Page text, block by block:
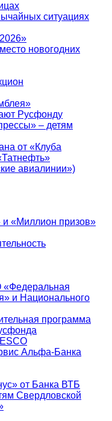
ситуациях
новогодних
Русфонду
– детям
от «Клуба
авиалинии»)
«Миллион призов»
и Национального
программа
Альфа-Банка
от Банка ВТБ
Свердловской